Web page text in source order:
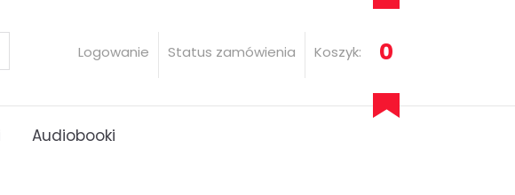
Logowanie Status zamówienia Koszyk: 0
Audiobooki